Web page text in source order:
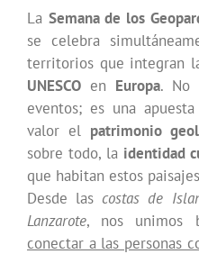
La Semana de los
se celebra
territorios que integran
UNESCOen Europa. No
eventos; es una
valor el patrimonio
sobre todo, la identidad
que habitan estos
Desde las costas de
Lanzarote, nos unimos
conectar a las personas